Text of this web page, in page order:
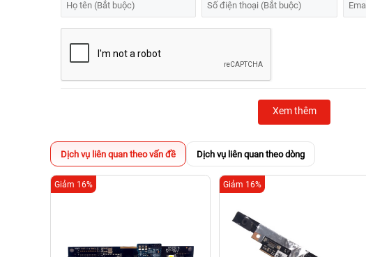
Xem thêm
Dịch vụ liên quan theo vấn đề Dịch vụ liên quan theo dòng
Giảm 16% Giảm 16%